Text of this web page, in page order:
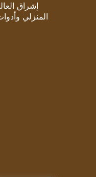
إشراق
المنزلي